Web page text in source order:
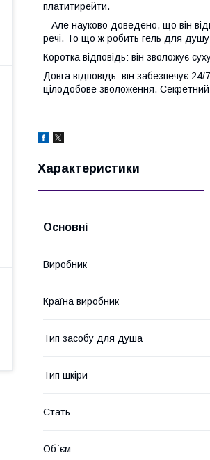
платитирейти.
Але науково доведено, що він
речі. То що ж робить гель для
Коротка відповідь: він зволожує
Довга відповідь: він забезпечує
цілодобове зволоження.
Характеристики
Основні
Виробник
Країна виробник
Тип засобу для душа
Тип шкіри
Стать
Об`єм